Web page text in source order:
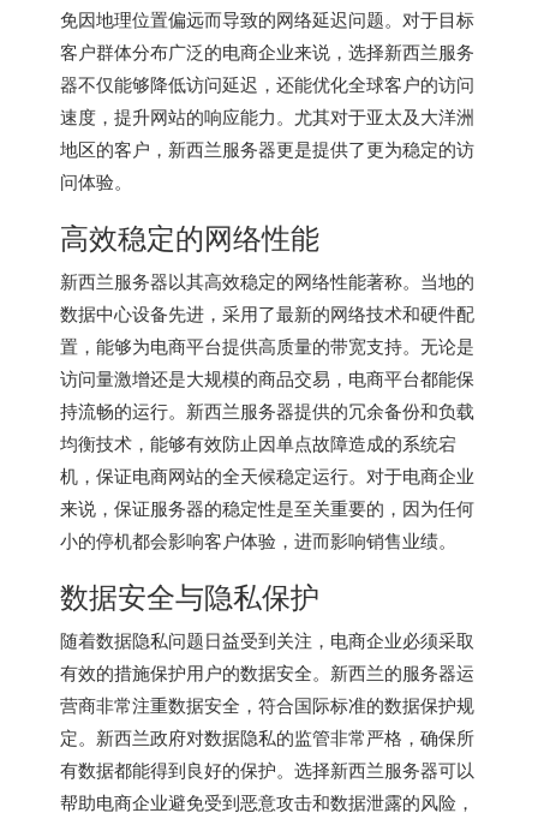
免因地理位置偏远而导致的网络延迟问题。对于目标
客户群体分布广泛的电商企业来说，选择新西兰服务
器不仅能够降低访问延迟，还能优化全球客户的访问
速度，提升网站的响应能力。尤其对于亚太及大洋洲
地区的客户，新西兰服务器更是提供了更为稳定的访
问体验。
高效稳定的网络性能
新西兰服务器以其高效稳定的网络性能著称。当地的
数据中心设备先进，采用了最新的网络技术和硬件配
置，能够为电商平台提供高质量的带宽支持。无论是
访问量激增还是大规模的商品交易，电商平台都能保
持流畅的运行。新西兰服务器提供的冗余备份和负载
均衡技术，能够有效防止因单点故障造成的系统宕
机，保证电商网站的全天候稳定运行。对于电商企业
来说，保证服务器的稳定性是至关重要的，因为任何
小的停机都会影响客户体验，进而影响销售业绩。
数据安全与隐私保护
随着数据隐私问题日益受到关注，电商企业必须采取
有效的措施保护用户的数据安全。新西兰的服务器运
营商非常注重数据安全，符合国际标准的数据保护规
定。新西兰政府对数据隐私的监管非常严格，确保所
有数据都能得到良好的保护。选择新西兰服务器可以
帮助电商企业避免受到恶意攻击和数据泄露的风险，